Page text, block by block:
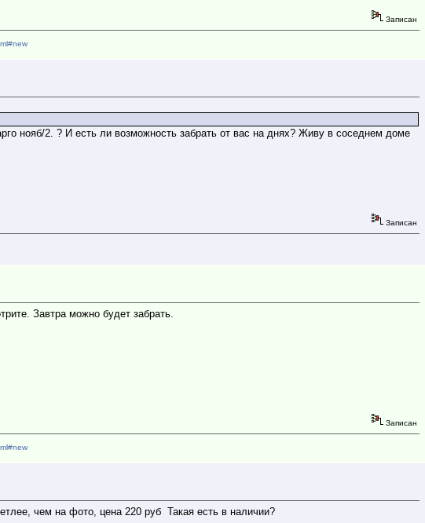
Записан
нояб/2. ? И есть ли возможность забрать от вас на днях? Живу в соседнем доме
Записан
Завтра можно будет забрать.
Записан
чем на фото, цена 220 руб Такая есть в наличии?